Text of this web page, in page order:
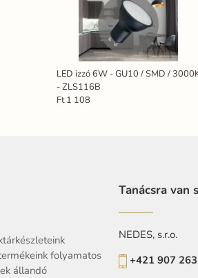
LED izzó 6W - GU10 / SMD /
- ZLS116B
Ft 1 108
folyamatos
állandó
Tanácsra van
NEDES, s.r.o.
+421 907